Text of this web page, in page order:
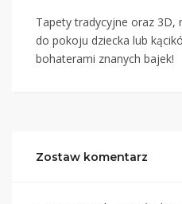
Tapety tradycyjne oraz 3D,
do pokoju dziecka lub
bohaterami znanych bajek!
Zostaw komentarz